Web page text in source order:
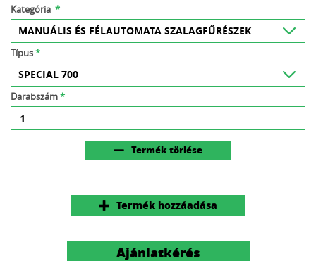
Kategória *
Típus*
Darabszám*
Termék törlése
Termék hozzáadása
Ajánlatkérés